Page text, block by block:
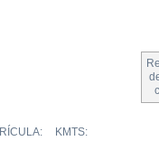
KMTS: